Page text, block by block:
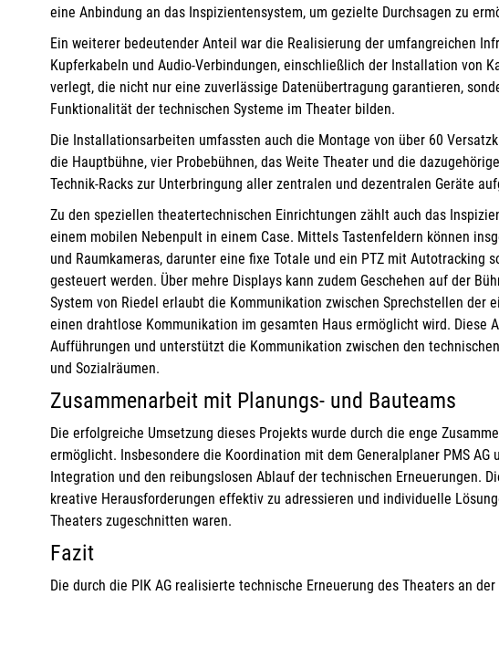
eine Anbindung an das Inspizientensystem, um gezielte Durchsagen zu
Ein weiterer bedeutender Anteil war die Realisierung der umfangreichen
Kupferkabeln und Audio-Verbindungen, einschließlich der Installation von
verlegt, die nicht nur eine zuverlässige Datenübertragung garantieren,
Funktionalität der technischen Systeme im Theater bilden​.
Die Installationsarbeiten umfassten auch die Montage von über 60
die Hauptbühne, vier Probebühnen, das Weite Theater und die
Technik-Racks zur Unterbringung aller zentralen und dezentralen Geräte
Zu den speziellen theatertechnischen Einrichtungen zählt auch das
einem mobilen Nebenpult in einem Case. Mittels Tastenfeldern können
und Raumkameras, darunter eine fixe Totale und ein PTZ mit
gesteuert werden. Über mehre Displays kann zudem Geschehen auf der
System von Riedel erlaubt die Kommunikation zwischen Sprechstellen der
einen drahtlose Kommunikation im gesamten Haus ermöglicht wird. Diese
Aufführungen und unterstützt die Kommunikation zwischen den
und Sozialräumen.
Zusammenarbeit mit Planungs- und Bauteams
Die erfolgreiche Umsetzung dieses Projekts wurde durch die enge
ermöglicht. Insbesondere die Koordination mit dem Generalplaner PMS
Integration und den reibungslosen Ablauf der technischen Erneuerungen.
kreative Herausforderungen effektiv zu adressieren und individuelle
Theaters zugeschnitten waren​.
Fazit
Die durch die PIK AG realisierte technische Erneuerung des Theaters an